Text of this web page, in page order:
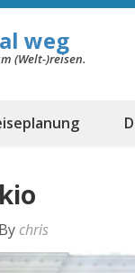
weg
(Welt-)reisen.
By chris